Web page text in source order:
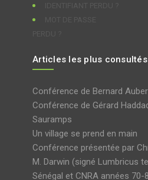
Articles les plus consultés
Conférence de Bernard
Conférence de Gérard
Sauramps
Un village se prend en main
Conférence présentée par
M. Darwin (signé Lumbricus
Sénégal et CNRA années 70-